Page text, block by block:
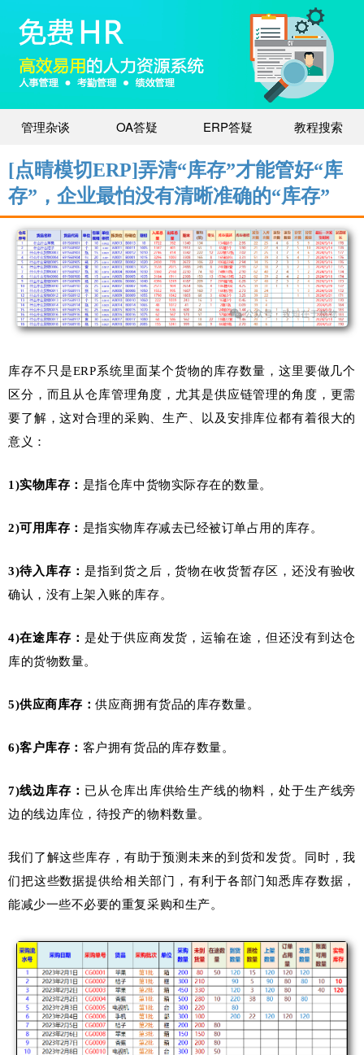
管理杂谈 OA答疑 ERP答疑 教程搜索
[点晴模切ERP]弄清“库存”才能管好“库
存”，企业最怕没有清晰准确的“库存”
库存不只是ERP系统里面某个货物的库存数量，这里要做几个
区分，而且从仓库管理角度，尤其是供应链管理的角度，更需
要了解，这对合理的采购、生产、以及安排库位都有着很大的
意义：
1)实物库存： 是指仓库中货物实际存在的数量。
2)可用库存： 是指实物库存减去已经被订单占用的库存。
3)待入库存：是指到货之后，货物在收货暂存区，还没有验收
确认，没有上架入账的库存。
4)在途库存：是处于供应商发货，运输在途，但还没有到达仓
库的货物数量。
5)供应商库存：供应商拥有货品的库存数量。
6)客户库存： 客户拥有货品的库存数量。
7)线边库存： 已从仓库出库供给生产线的物料，处于生产线旁
边的线边库位，待投产的物料数量。
我们了解这些库存，有助于预测未来的到货和发货。同时，我
们把这些数据提供给相关部门，有利于各部门知悉库存数据，
能减少一些不必要的重复采购和生产。